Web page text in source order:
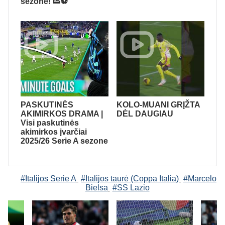
PASKUTINĖS
AKIMIRKOS DRAMA |
Visi paskutinės
akimirkos įvarčiai
2025/26 Serie A sezone
KOLO-MUANI GRĮŽTA
DĖL DAUGIAU
#Italijos Serie A #Italijos taurė (Coppa Italia) #Marcelo
Bielsa #SS Lazio